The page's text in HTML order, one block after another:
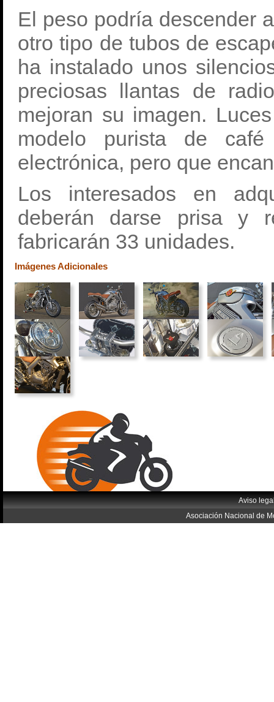
El peso podría descender
otro tipo de tubos de
ha instalado unos
preciosas llantas de
mejoran su imagen.
modelo purista de
electrónica, pero que
Los interesados en
deberán darse prisa y
fabricarán 33 unidades.
Imágenes Adicionales
Aviso
Asociación Nacional de